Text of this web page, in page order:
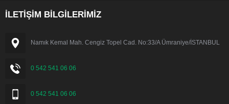
İLETİŞİM BİLGİLERİMİZ
Namık Kemal Mah. Cengiz Topel Cad. No:33/A Ümraniye/İSTANBUL
0 542 541 06 06
0 542 541 06 06